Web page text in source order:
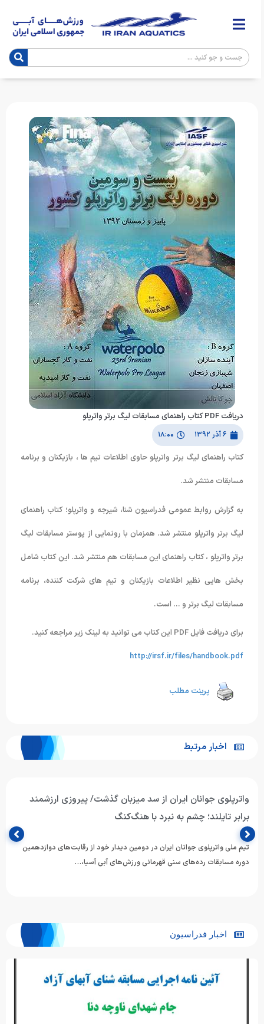
دریافت PDF کتاب راهنمای مسابقات لیگ برتر واترپلو
۶ آذر ۱۳۹۲ ۱۸:۰۰
کتاب راهنمای لیگ برتر واترپلو حاوی اطلاعات تیم ها ، بازیکنان و برنامه
مسابقات منتشر شد.
به گزارش روابط عمومی فدراسیون شنا، شیرجه و واترپلو؛ کتاب راهنمای
لیگ برتر واترپلو منتشر شد. همزمان با رونمایی از پوستر مسابقات لیگ
برتر واترپلو ، کتاب راهنمای این مسابقات هم منتشر شد. این کتاب شامل
بخش هایی نظیر اطلاعات بازیکنان و تیم های شرکت کننده، برنامه
مسابقات لیگ برتر و … است.
برای دریافت فایل PDF این کتاب می توانید به لینک زیر مراجعه کنید.
http://irsf.ir/files/handbook.pdf
پرینت مطلب
اخبار مرتبط
واترپلوی جوانان ایران از سد میزبان گذشت/ پیروزی ارزشمند
برابر تایلند؛ چشم به نبرد با هنگ‌کنگ
تیم ملی واترپلوی جوانان ایران در دومین دیدار خود از رقابت‌های دوازدهمین
دوره مسابقات رده‌های سنی قهرمانی ورزش‌های آبی آسیا،…
اخبار فدراسیون